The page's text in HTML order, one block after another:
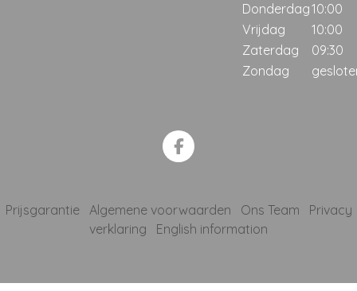
Donderdag10:00
Vrijdag
10:00
Zaterdag
09:30
Zondag
Prijsgarantie Algemene voorwaarden Ons Team
Privacy
verklaring
English information